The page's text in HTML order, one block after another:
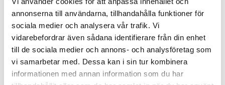
annonserna till användarna, tillhandahålla funktioner för
sociala medier och analysera vår trafik. Vi
vidarebefordrar även sådana identifierare från din enhet
till de sociala medier och annons- och analysföretag som
vi samarbetar med. Dessa kan i sin tur kombinera
informationen med annan information som du har
1 juni 2026
Jens Mårtensson:Snart 20 år i tjänst – nu
ska han lära sig grunderna
4 juni 2026